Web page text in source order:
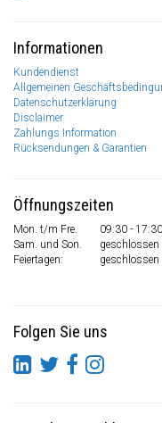
Informationen
Kundendienst
Allgemeinen
Datenschutzerklärung
Disclaimer
Zahlungs Information
Rücksendungen & Garantien
Öffnungszeiten
Mon. t/m Fre.
09:30 - 17:30
Sam. und Son.
geschlossen
Feiertagen:
geschlossen
Folgen Sie uns